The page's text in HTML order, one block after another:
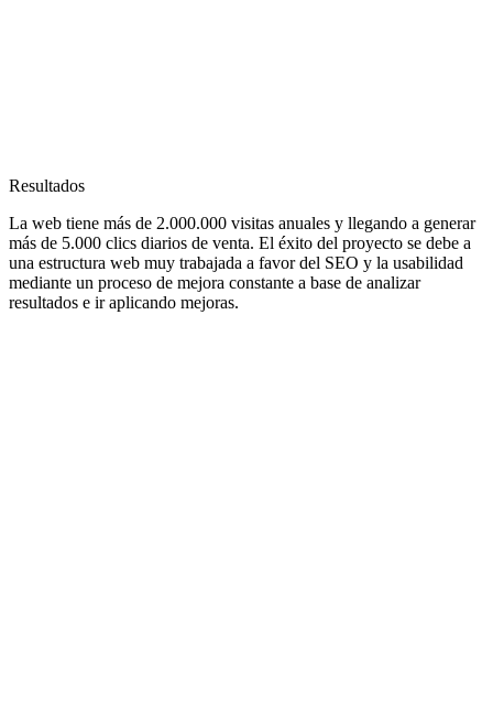
Resultados
La web tiene más de 2.000.000 visitas anuales y llegando a generar
más de 5.000 clics diarios de venta. El éxito del proyecto se debe a
una estructura web muy trabajada a favor del SEO y la usabilidad
mediante un proceso de mejora constante a base de analizar
resultados e ir aplicando mejoras.